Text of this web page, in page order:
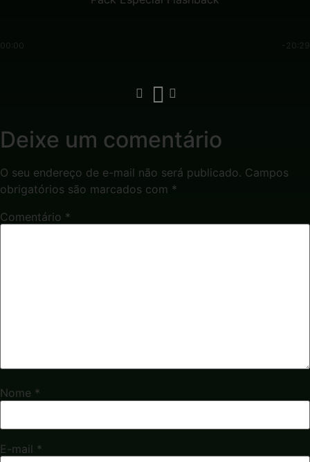
00:00 -20:29
Deixe um comentário
O seu endereço de e-mail não será publicado. Campos
obrigatórios são marcados com *
Comentário *
Nome *
E-mail *